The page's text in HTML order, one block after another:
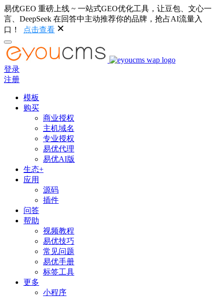
易优GEO 重磅上线 ~ 一站式GEO优化工具，让豆包、文心一
言、DeepSeek 在回答中主动推荐你的品牌，抢占AI流量入
口！
点击查看
登录
注册
模板
购买
商业授权
主机域名
专业授权
易优代理
易优AI版
生态+
应用
源码
插件
问答
帮助
视频教程
易优技巧
常见问题
易优手册
标签工具
更多
小程序